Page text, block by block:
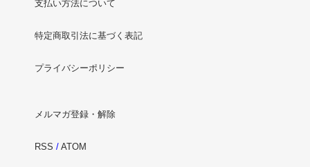
支払い方法について
特定商取引法に基づく表記
プライバシーポリシー
メルマガ登録・解除
RSS / ATOM